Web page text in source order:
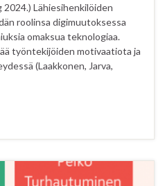
2024.) Lähiesihenkilöiden
roolinsa digimuutoksessa
omaksua teknologiaa.
työntekijöiden motivaatiota ja
(Laakkonen, Jarva,